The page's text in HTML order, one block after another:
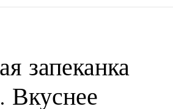
запеканка
Вкуснее